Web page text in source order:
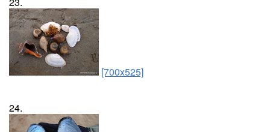
[700x525]
24.